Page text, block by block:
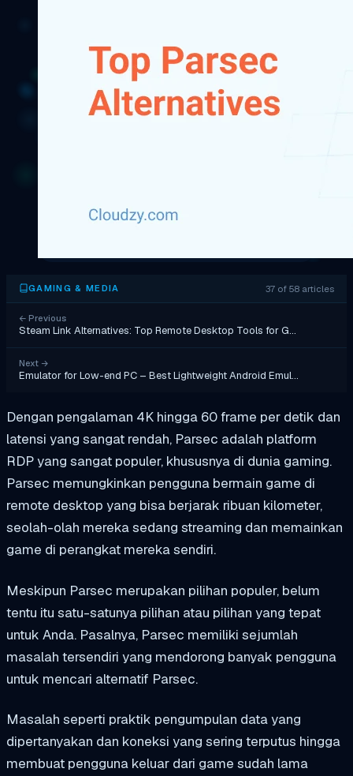
GAMING & MEDIA 37 of 58 articles
← Previous
Steam Link Alternatives: Top Remote Desktop Tools for G…
Next →
Emulator for Low-end PC – Best Lightweight Android Emul…
Dengan pengalaman 4K hingga 60 frame per detik dan
latensi yang sangat rendah, Parsec adalah platform
RDP yang sangat populer, khususnya di dunia gaming.
Parsec memungkinkan pengguna bermain game di
remote desktop yang bisa berjarak ribuan kilometer,
seolah-olah mereka sedang streaming dan memainkan
game di perangkat mereka sendiri.
Meskipun Parsec merupakan pilihan populer, belum
tentu itu satu-satunya pilihan atau pilihan yang tepat
untuk Anda. Pasalnya, Parsec memiliki sejumlah
masalah tersendiri yang mendorong banyak pengguna
untuk mencari alternatif Parsec.
Masalah seperti praktik pengumpulan data yang
dipertanyakan dan koneksi yang sering terputus hingga
membuat pengguna keluar dari game sudah lama